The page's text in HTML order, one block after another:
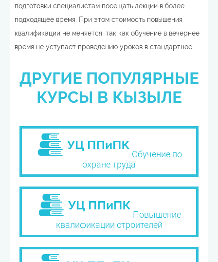
подготовки специалистам посещать лекции в более
подходящее время. При этом стоимость повышения
квалификации не меняется, так как обучение в вечернее
время не уступает проведению уроков в стандартное.
ДРУГИЕ ПОПУЛЯРНЫЕ
КУРСЫ В КЫЗЫЛЕ
Обучение по
охране труда
Повышение
квалификации строителей